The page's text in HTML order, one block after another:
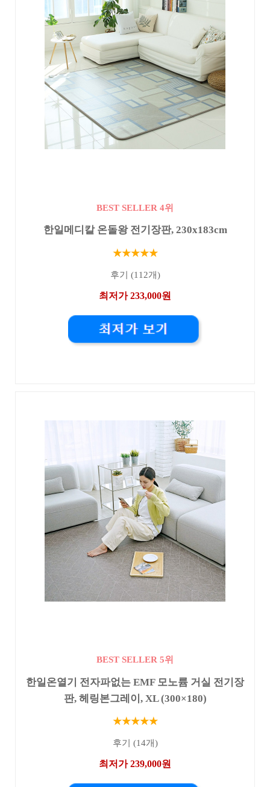
BEST SELLER 4위
한일메디칼 온돌왕 전기장판, 230x183cm
★★★★★
후기 (112개)
최저가 233,000원
BEST SELLER 5위
한일온열기 전자파없는 EMF 모노륨 거실 전기장
판, 헤링본그레이, XL (300×180)
★★★★★
후기 (14개)
최저가 239,000원